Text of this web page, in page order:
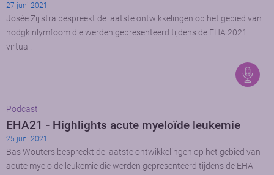
27 juni 2021
Josée Zijlstra bespreekt de laatste ontwikkelingen op het gebied van
hodgkinlymfoom die werden gepresenteerd tijdens de EHA 2021
virtual.
Podcast
EHA21 - Highlights acute myeloïde leukemie
25 juni 2021
Bas Wouters bespreekt de laatste ontwikkelingen op het gebied van
acute myeloïde leukemie die werden gepresenteerd tijdens de EHA